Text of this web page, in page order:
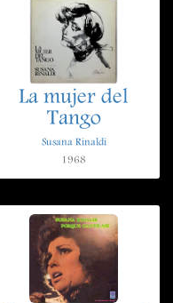
La mujer del
Tango
Susana Rinaldi
1968